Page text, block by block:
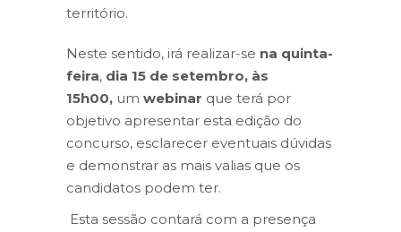
território.
Neste sentido, irá realizar-se na quinta-
feira, dia 15 de setembro, às
15h00, um webinar que terá por
objetivo apresentar esta edição do
concurso, esclarecer eventuais dúvidas
e demonstrar as mais valias que os
candidatos podem ter.
Esta sessão contará com a presença